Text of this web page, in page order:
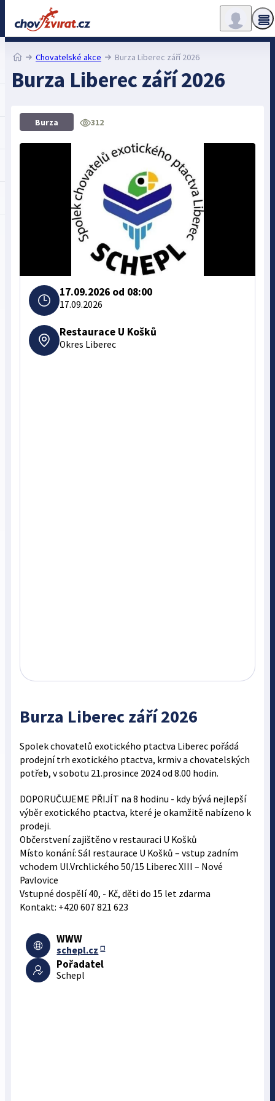
Chovatelské akce Burza Liberec září 2026
Burza Liberec září 2026
Burza 312
17.09.2026 od 08:00
17.09.2026
Restaurace U Košků
Okres Liberec
Burza Liberec září 2026
Spolek chovatelů exotického ptactva Liberec pořádá
prodejní trh exotického ptactva, krmiv a chovatelských
potřeb, v sobotu 21.prosince 2024 od 8.00 hodin.
DOPORUČUJEME PŘIJÍT na 8 hodinu - kdy bývá nejlepší
výběr exotického ptactva, které je okamžitě nabízeno k
prodeji.
Občerstvení zajištěno v restauraci U Košků
Místo konání: Sál restaurace U Košků – vstup zadním
vchodem Ul.Vrchlického 50/15 Liberec XIII – Nové
Pavlovice
Vstupné dospělí 40, - Kč, děti do 15 let zdarma
Kontakt: +420 607 821 623
WWW
schepl.cz
Pořadatel
Schepl